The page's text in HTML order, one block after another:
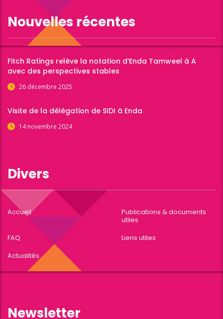
Nouvelles récentes
Fitch Ratings relève la notation d’Enda Tamweel à A
avec des perspectives stables
26 décembre 2025
Visite de la délégation de SIDI à Enda
14 novembre 2024
Divers
Accueil
Publications & documents
utiles
FAQ
Liens utiles
Actualités
Newsletter